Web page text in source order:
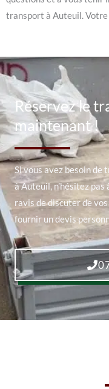
transport à Auteuil.
Réservez le
maintenant !
Si vous avez besoin de
à Auteuil, n’hésitez
ravis de discuter de
fournir un devis